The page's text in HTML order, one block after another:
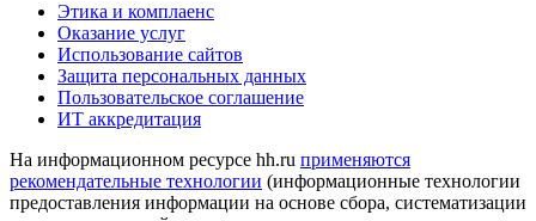
Этика и комплаенс
Оказание услуг
Использование сайтов
Защита персональных данных
Пользовательское соглашение
ИТ аккредитация
На информационном ресурсе hh.ru применяются
рекомендательные технологии (информационные технологии
предоставления информации на основе сбора, систематизации